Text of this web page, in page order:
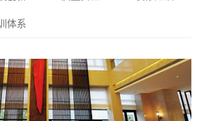
体系